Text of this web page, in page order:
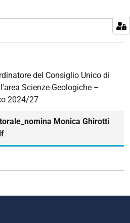
del Consiglio Unico di
Scienze Geologiche –
2024/27
Monica Ghirotti